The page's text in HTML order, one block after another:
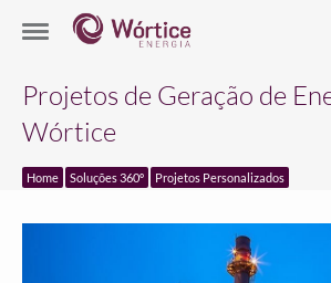
Projetos de Geração de
Wórtice
Home Soluções 360º Projetos Personalizados